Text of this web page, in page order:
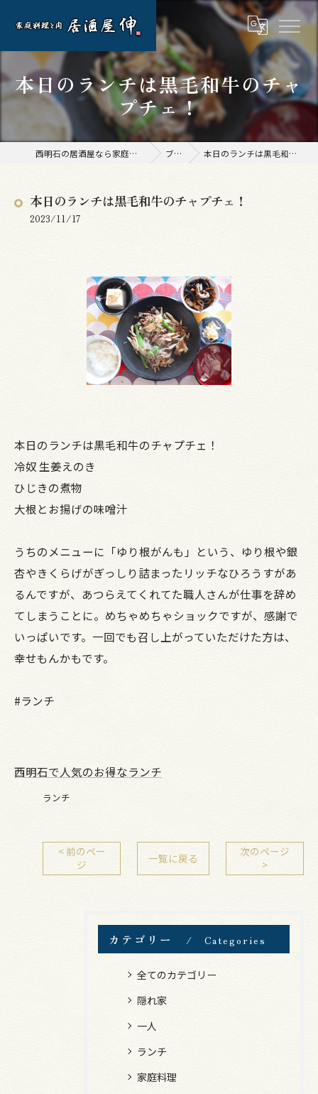
本日のランチは黒毛和牛のチャ
プチェ！
西明石の居酒屋なら家庭料理と肉 居酒屋 伸 ブログ 本日のランチは黒毛和牛のチャプチェ！
本日のランチは黒毛和牛のチャプチェ！
2023/11/17
本日のランチは黒毛和牛のチャプチェ！
冷奴 生姜えのき
ひじきの煮物
大根とお揚げの味噌汁
うちのメニューに「ゆり根がんも」という、ゆり根や銀
杏やきくらげがぎっしり詰まったリッチなひろうすがあ
るんですが、あつらえてくれてた職人さんが仕事を辞め
てしまうことに。めちゃめちゃショックですが、感謝で
いっぱいです。一回でも召し上がっていただけた方は、
幸せもんかもです。
#ランチ
西明石で人気のお得なランチ
ランチ
< 前のペー
ジ
一覧に戻る
次のページ
>
カテゴリー Categories
全てのカテゴリー
隠れ家
一人
ランチ
家庭料理